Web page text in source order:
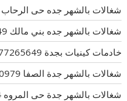
شغالات بالشهر جده حى الرحاب 0577265649
شغالات بالشهر جده بني مالك 0577265649
خادمات كينيات بجدة 0577265649
شغالات بالشهر جدة الصفا 0571400979
شغالات بالشهر جدة حى المروه 0562346904